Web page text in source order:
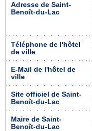
Adresse de Saint-
Benoît-du-Lac
Téléphone de l'hôtel
de ville
E-Mail de l'hôtel de
ville
Site officiel de Saint-
Benoît-du-Lac
Maire de Saint-
Benoît-du-Lac